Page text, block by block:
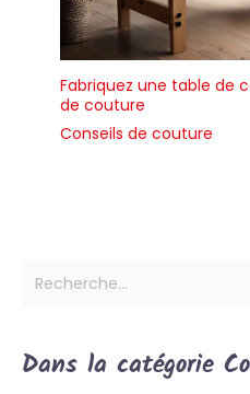
Fabriquez une table de
de couture
Conseils de couture
Dans la catégorie